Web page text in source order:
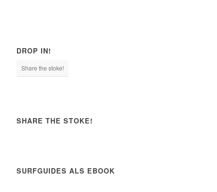
DROP IN!
Share the stoke!
SHARE THE STOKE!
SURFGUIDES ALS EBOOK